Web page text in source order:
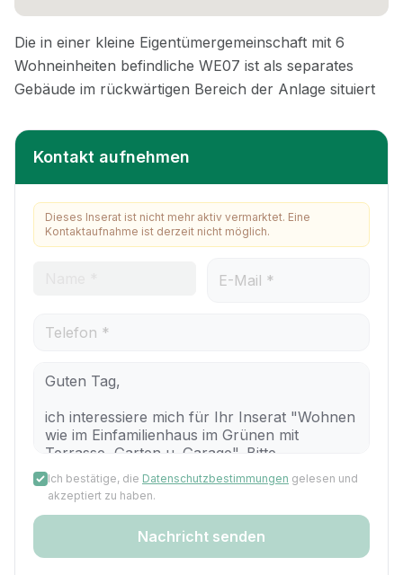
Kontakt aufnehmen
Dieses Inserat ist nicht mehr aktiv vermarktet. Eine
Kontaktaufnahme ist derzeit nicht möglich.
Ich bestätige, die Datenschutzbestimmungen gelesen und
akzeptiert zu haben.
Nachricht senden